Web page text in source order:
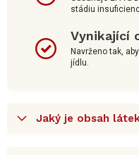
stádiu
Vynikající
Navrženo tak,
jídlu.
Jaký je obsah